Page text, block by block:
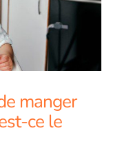
manger
ce le